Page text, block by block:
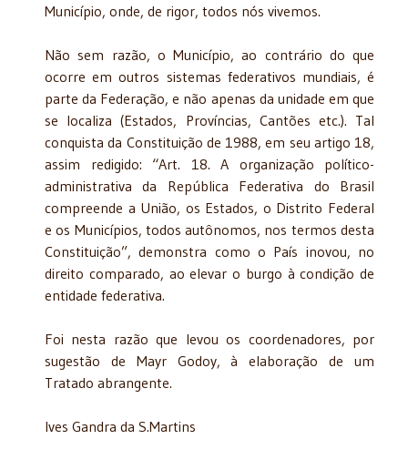
Município, onde, de rigor, todos nós vivemos.
Não sem razão, o Município, ao contrário do que
ocorre em outros sistemas federativos mundiais, é
parte da Federação, e não apenas da unidade em que
se localiza (Estados, Províncias, Cantões etc.). Tal
conquista da Constituição de 1988, em seu artigo 18,
assim redigido: “Art. 18. A organização político-
administrativa da República Federativa do Brasil
compreende a União, os Estados, o Distrito Federal
e os Municípios, todos autônomos, nos termos desta
Constituição”, demonstra como o País inovou, no
direito comparado, ao elevar o burgo à condição de
entidade federativa.
Foi nesta razão que levou os coordenadores, por
sugestão de Mayr Godoy, à elaboração de um
Tratado abrangente.
Ives Gandra da S.Martins